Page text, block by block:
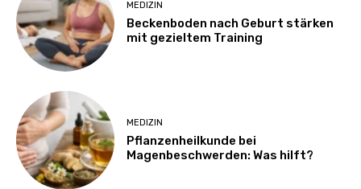
MEDIZIN
Beckenboden nach Geburt stärken
mit gezieltem Training
MEDIZIN
Pflanzenheilkunde bei
Magenbeschwerden: Was hilft?